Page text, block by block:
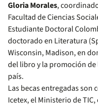
Gloria Morales,
Facultad de Ciencias
Estudiante Doctoral
doctorado en Literatura
Wisconsin, Madison, en
del libro y la promoción de
país.
Las becas entregadas son
Icetex, el Ministerio de